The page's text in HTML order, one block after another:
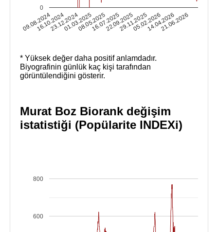
09.08.2024
16.10.202423.12.202401.03.202508.05.202516.07.202522.09.202529.11.202505.02.202614.04.2026
21.06.2026
0
* Yüksek değer daha positif anlamdadır.
Biyografinin günlük kaç kişi tarafından
görüntülendiğini gösterir.
Murat Boz Biorank değişim
istatistiği (Popülarite INDEXi)
600
800